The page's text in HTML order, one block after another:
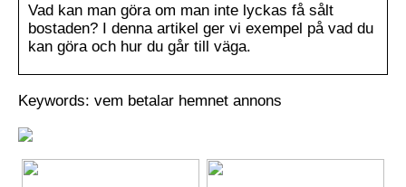
Vad kan man göra om man inte lyckas få sålt
bostaden? I denna artikel ger vi exempel på vad du
kan göra och hur du går till väga.
Keywords: vem betalar hemnet annons